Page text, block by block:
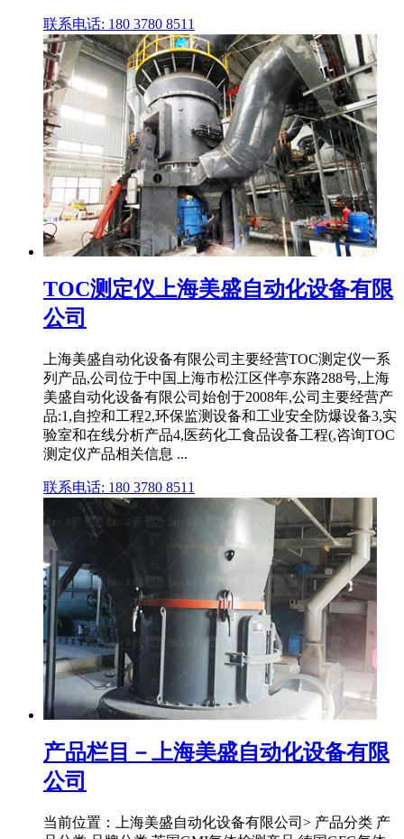
联系电话: 180 3780 8511
TOC测定仪上海美盛自动化设备有限
公司
上海美盛自动化设备有限公司主要经营TOC测定仪一系
列产品,公司位于中国上海市松江区伴亭东路288号,上海
美盛自动化设备有限公司始创于2008年,公司主要经营产
品:1,自控和工程2,环保监测设备和工业安全防爆设备3,实
验室和在线分析产品4,医药化工食品设备工程(,咨询TOC
测定仪产品相关信息 ...
联系电话: 180 3780 8511
产品栏目－上海美盛自动化设备有限
公司
当前位置：上海美盛自动化设备有限公司> 产品分类 产